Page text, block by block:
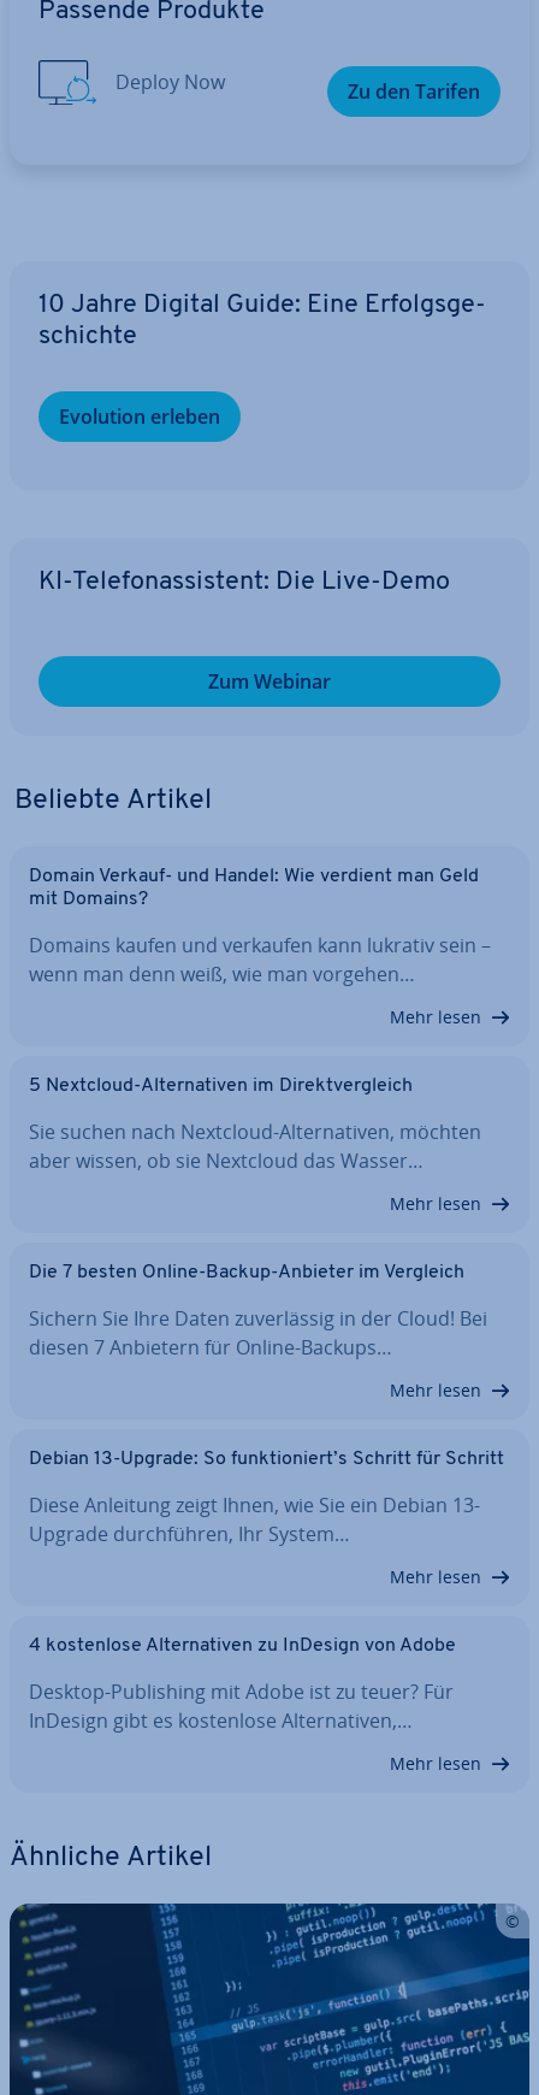
Passende Produkte
Deploy Now Zu den Tarifen
10 Jahre Digital Guide: Eine Er­folgs­ge­
schich­te
Evolution erleben
KI-Te­le­fon­as­sis­tent: Die Live-Demo
Zum Webinar
Beliebte Artikel
Domain Verkauf- und Handel: Wie verdient man Geld
mit Domains?
Domains kaufen und verkaufen kann lukrativ sein –
wenn man denn weiß, wie man vorgehen…
Mehr lesen
5 Nextcloud-Al­ter­na­ti­ven im Di­rekt­ver­gleich
Sie suchen nach Nextcloud-Al­ter­na­ti­ven, möchten
aber wissen, ob sie Nextcloud das Wasser…
Mehr lesen
Die 7 besten Online-Backup-Anbieter im Vergleich
Sichern Sie Ihre Daten zu­ver­läs­sig in der Cloud! Bei
diesen 7 Anbietern für Online-Backups…
Mehr lesen
Debian 13-Upgrade: So funk­tio­niert’s Schritt für Schritt
Diese Anleitung zeigt Ihnen, wie Sie ein Debian 13-
Upgrade durch­füh­ren, Ihr System…
Mehr lesen
4 kos­ten­lo­se Al­ter­na­ti­ven zu InDesign von Adobe
Desktop-Pu­bli­shing mit Adobe ist zu teuer? Für
InDesign gibt es kos­ten­lo­se Al­ter­na­ti­ven,…
Mehr lesen
Ähnliche Artikel